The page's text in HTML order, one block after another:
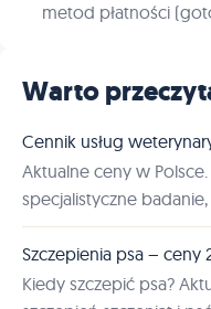
metod płatności
Warto
Cennik usług
Aktualne ceny w
specjalistyczne
Szczepienia psa – ceny
Kiedy szczepić psa?